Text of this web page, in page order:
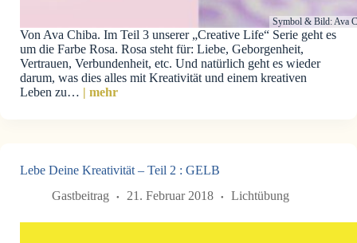
Symbol & Bild: Ava
Von Ava Chiba. Im Teil 3 unserer „Creative Life“ Serie geht es
um die Farbe Rosa. Rosa steht für: Liebe, Geborgenheit,
Vertrauen, Verbundenheit, etc. Und natürlich geht es wieder
darum, was dies alles mit Kreativität und einem kreativen
Leben zu… | mehr
Lebe Deine Kreativität – Teil 2 : GELB
Gastbeitrag
21. Februar 2018 Lichtübung